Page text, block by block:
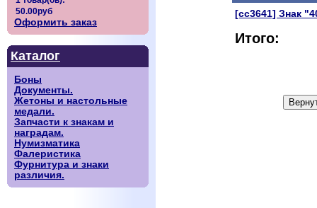
Оформить заказ
Каталог
Боны
Документы.
Жетоны и настольные
медали.
Запчасти к знакам и
наградам.
Нумизматика
Фалеристика
Фурнитура и знаки
различия.
[сс3641] Знак
Итого: